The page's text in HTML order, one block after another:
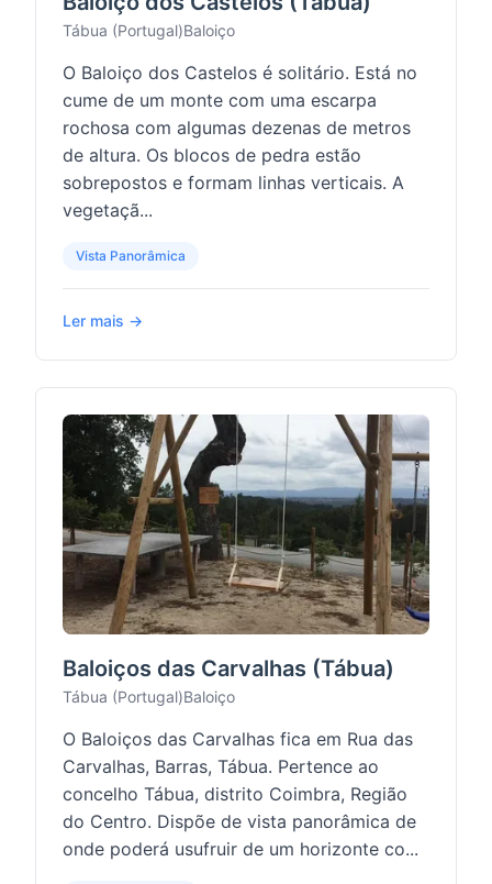
Tábua (Portugal)Baloiço
O Baloiço dos Castelos é solitário. Está no
cume de um monte com uma escarpa
rochosa com algumas dezenas de metros
de altura. Os blocos de pedra estão
sobrepostos e formam linhas verticais. A
vegetaçã...
Vista Panorâmica
Ler mais →
Baloiços das Carvalhas (Tábua)
Tábua (Portugal)Baloiço
O Baloiços das Carvalhas fica em Rua das
Carvalhas, Barras, Tábua. Pertence ao
concelho Tábua, distrito Coimbra, Região
do Centro. Dispõe de vista panorâmica de
onde poderá usufruir de um horizonte co...